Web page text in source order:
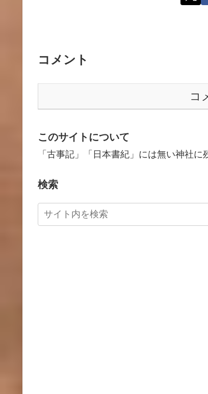
コメント
コ
このサイトについて
「古事記」「日本書紀」には無い神社に
検索